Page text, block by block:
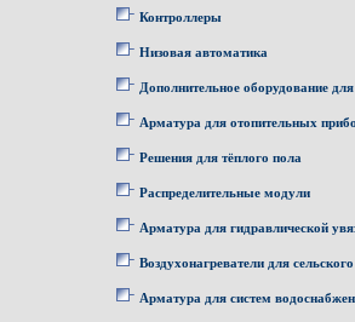
Контроллеры
Низовая автоматика
Дополнительное оборудование
Арматура для отопительных
Решения для тёплого пола
Распределительные модули
Арматура для гидравлической
Воздухонагреватели для
Арматура для систем